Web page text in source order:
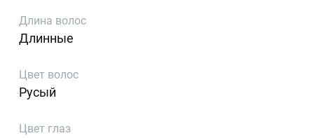
Длина волос
Длинные
Цвет волос
Русый
Цвет глаз